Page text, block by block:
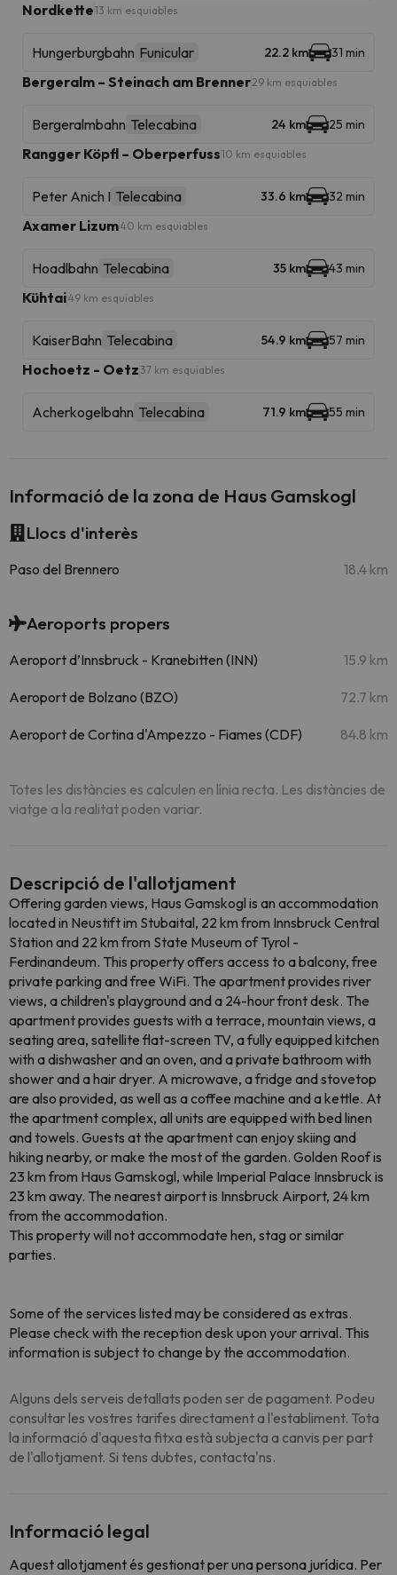
Nordkette13 km esquiables
Hungerburgbahn Funicular 22.2 km 31 min
Bergeralm – Steinach am Brenner29 km esquiables
Bergeralmbahn Telecabina 24 km 25 min
Rangger Köpfl – Oberperfuss10 km esquiables
Peter Anich I Telecabina 33.6 km 32 min
Axamer Lizum40 km esquiables
Hoadlbahn Telecabina 35 km 43 min
Kühtai49 km esquiables
KaiserBahn Telecabina 54.9 km 57 min
Hochoetz - Oetz 37 km esquiables
Acherkogelbahn Telecabina 71.9 km 55 min
Informació de la zona de Haus Gamskogl
Llocs d'interès
Paso del Brennero 18.4 km
Aeroports propers
Aeroport d’Innsbruck - Kranebitten (INN) 15.9 km
Aeroport de Bolzano (BZO) 72.7 km
Aeroport de Cortina d'Ampezzo - Fiames (CDF) 84.8 km
Totes les distàncies es calculen en línia recta. Les distàncies de
viatge a la realitat poden variar.
Descripció de l'allotjament
Offering garden views, Haus Gamskogl is an accommodation
located in Neustift im Stubaital, 22 km from Innsbruck Central
Station and 22 km from State Museum of Tyrol -
Ferdinandeum. This property offers access to a balcony, free
private parking and free WiFi. The apartment provides river
views, a children's playground and a 24-hour front desk. The
apartment provides guests with a terrace, mountain views, a
seating area, satellite flat-screen TV, a fully equipped kitchen
with a dishwasher and an oven, and a private bathroom with
shower and a hair dryer. A microwave, a fridge and stovetop
are also provided, as well as a coffee machine and a kettle. At
the apartment complex, all units are equipped with bed linen
and towels. Guests at the apartment can enjoy skiing and
hiking nearby, or make the most of the garden. Golden Roof is
23 km from Haus Gamskogl, while Imperial Palace Innsbruck is
23 km away. The nearest airport is Innsbruck Airport, 24 km
from the accommodation.
This property will not accommodate hen, stag or similar
parties.
Some of the services listed may be considered as extras.
Please check with the reception desk upon your arrival. This
information is subject to change by the accommodation.
Alguns dels serveis detallats poden ser de pagament. Podeu
consultar les vostres tarifes directament a l'establiment. Tota
la informació d'aquesta fitxa està subjecta a canvis per part
de l'allotjament. Si tens dubtes, contacta'ns.
Informació legal
Aquest allotjament és gestionat per una persona jurídica. Per